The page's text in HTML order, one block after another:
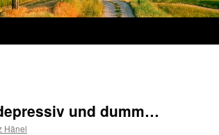
und dumm…
Hänel